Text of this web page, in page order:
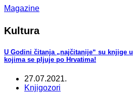
Magazine
Kultura
U Godini čitanja „najčitanije“ su knjige u
kojima se pljuje po Hrvatima!
27.07.2021.
Knjigozori